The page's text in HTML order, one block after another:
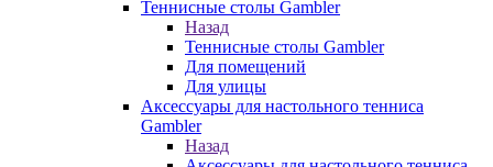
Теннисные столы Gambler
Назад
Теннисные столы Gambler
Для помещений
Для улицы
Аксессуары для настольного тенниса
Gambler
Назад